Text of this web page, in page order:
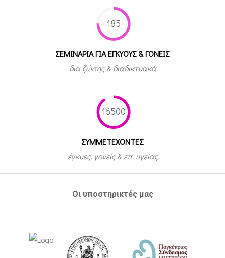
185
ΣΕΜΙΝΑΡΙΑ ΓΙΑ ΕΓΚΥΟΥΣ & ΓΟΝΕΙΣ
δια ζώσης & διαδικτυακά
16500
ΣΥΜΜΕΤEΧΟΝΤΕΣ
έγκυες, γονείς & επ. υγείας
Οι υποστηρικτές μας